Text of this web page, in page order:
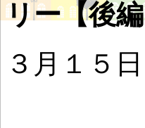
リー【
３月１